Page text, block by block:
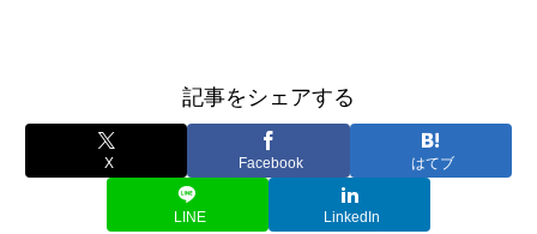
記事をシェアする
X Facebook はてブ
LINE LinkedIn